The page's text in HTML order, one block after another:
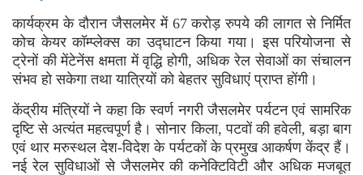
कार्यक्रम के दौरान जैसलमेर में 67 करोड़ रुपये की लागत से निर्मित
कोच केयर कॉम्प्लेक्स का उद्घाटन किया गया। इस परियोजना से
ट्रेनों की मेंटेनेंस क्षमता में वृद्धि होगी, अधिक रेल सेवाओं का संचालन
संभव हो सकेगा तथा यात्रियों को बेहतर सुविधाएं प्राप्त होंगी।
केंद्रीय मंत्रियों ने कहा कि स्वर्ण नगरी जैसलमेर पर्यटन एवं सामरिक
दृष्टि से अत्यंत महत्वपूर्ण है। सोनार किला, पटवों की हवेली, बड़ा बाग
एवं थार मरुस्थल देश-विदेश के पर्यटकों के प्रमुख आकर्षण केंद्र हैं।
नई रेल सुविधाओं से जैसलमेर की कनेक्टिविटी और अधिक मजबूत